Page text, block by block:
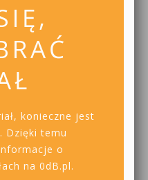
konieczne jest
Dzięki temu
o
na 0dB.pl.